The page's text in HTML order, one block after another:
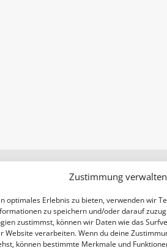
Zustimmung verwalten
optimales Erlebnis zu bieten, verwenden wir
zu speichern und/oder darauf
zustimmst, können wir Daten wie das
Website verarbeiten. Wenn du deine
können bestimmte Merkmale und